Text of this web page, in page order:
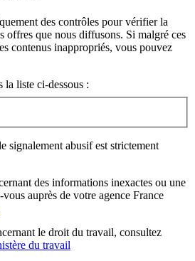
des contrôles pour vérifier la
offres que nous diffusons. Si malgré ces
contenus inappropriés, vous pouvez
la liste ci-dessous :
signalement abusif est strictement
des informations inexactes ou une
vous auprès de votre agence France
le droit du travail, consultez
du travail